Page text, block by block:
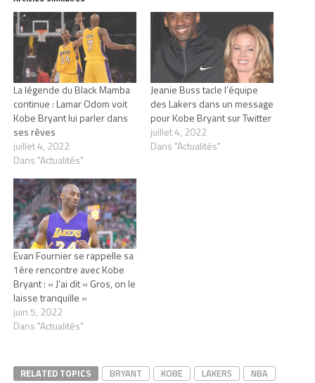
La légende du Black Mamba
continue : Lamar Odom voit
Kobe Bryant lui parler dans
ses rêves
juillet 4, 2022
Dans "Actualités"
Jeanie Buss tacle l’équipe
des Lakers dans un message
pour Kobe Bryant sur Twitter
juillet 4, 2022
Dans "Actualités"
Evan Fournier se rappelle sa
1ère rencontre avec Kobe
Bryant : « J’ai dit « Gros, on le
laisse tranquille »
juin 5, 2022
Dans "Actualités"
RELATED TOPICS BRYANT KOBE LAKERS
NBA